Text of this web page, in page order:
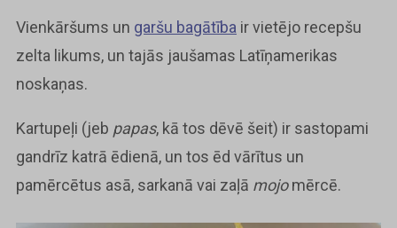
Vienkāršums un garšu bagātība ir vietējo recepšu
zelta likums, un tajās jaušamas Latīņamerikas
noskaņas.
Kartupeļi (jeb papas, kā tos dēvē šeit) ir sastopami
gandrīz katrā ēdienā, un tos ēd vārītus un
pamērcētus asā, sarkanā vai zaļā mojomērcē.